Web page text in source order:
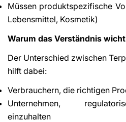
Müssen produktspezifische
Lebensmittel, Kosmetik)
Warum das Verständnis
Der Unterschied zwischen
hilft dabei:
Verbrauchern, die richtigen
Unternehmen,
einzuhalten